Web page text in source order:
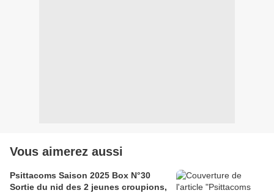
Vous aimerez aussi
Psittacoms Saison 2025 Box N°30
Sortie du nid des 2 jeunes croupions,